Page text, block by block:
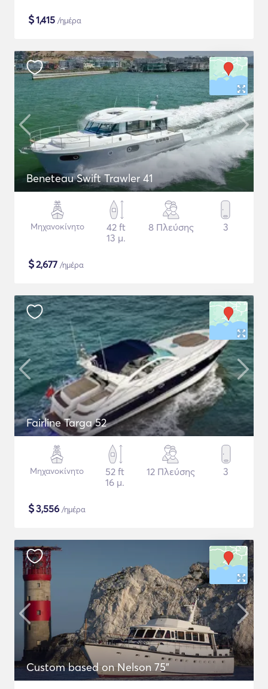
$1,415 /ημέρα
Beneteau Swift Trawler 41
Μηχανοκίνητο
42 ft
13 μ.
8 Πλεύσης 3
$2,677 /ημέρα
Fairline Targa 52
Μηχανοκίνητο
52 ft
16 μ.
12 Πλεύσης 3
$3,556 /ημέρα
Custom based on Nelson 75"